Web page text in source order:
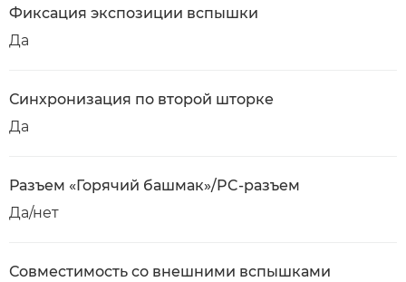
Фиксация экспозиции вспышки
Да
Синхронизация по второй шторке
Да
Разъем «Горячий башмак»/PC-разъем
Да/нет
Совместимость со внешними вспышками